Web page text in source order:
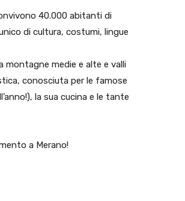
40.000 abitanti di
di cultura, costumi, lingue
medie e alte e valli
conosciuta per le famose
la sua cucina e le tante
a Merano!